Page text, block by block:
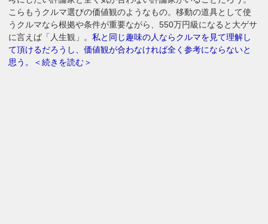
こらもうクルマ選びの価値観のようなもの。移動の道具として使
うクルマなら根拠や条件が重要ながら、550万円級になると大ゲサ
に言えば「人生観」。私と同じ趣味の人ならクルマを見て理解し
て頂けるだろうし、価値観が合わなければ全く参考にならないと
思う。＜続きを読む＞